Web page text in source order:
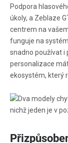
Podpora
úkoly, a Zeblaze
centrem na
funguje na
snadno používat i
personalizace
ekosystém, který